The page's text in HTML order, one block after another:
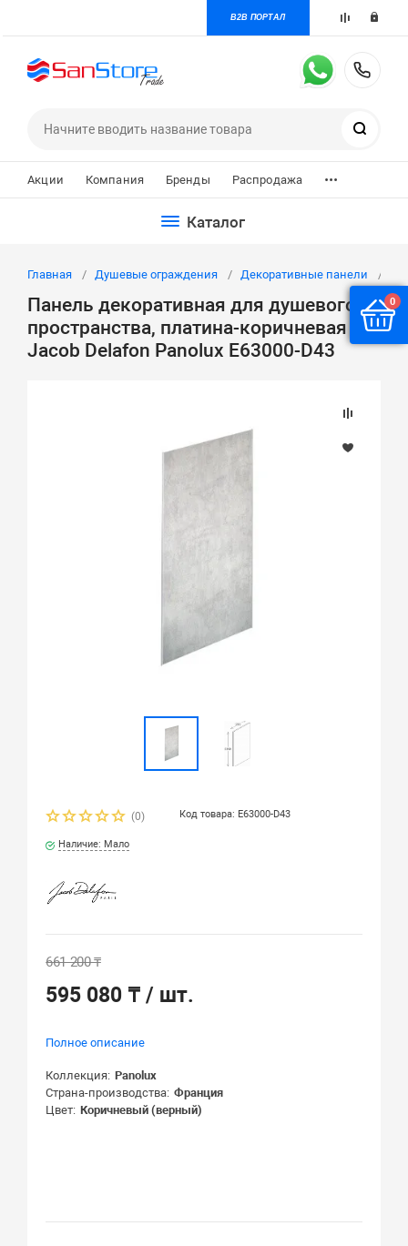
B2B ПОРТАЛ
Акции Компания Бренды Распродажа ...
Каталог
Главная Душевые ограждения Декоративные панели
Панель декоративная для душевого
пространства, платина-коричневая
Jacob Delafon Panolux E63000-D43
(0) Код товара: E63000-D43
Наличие: Мало
661 200 ₸
595 080 ₸/ шт.
Полное описание
Коллекция Panolux
Страна-производства Франция
Цвет Коричневый (верный)
0